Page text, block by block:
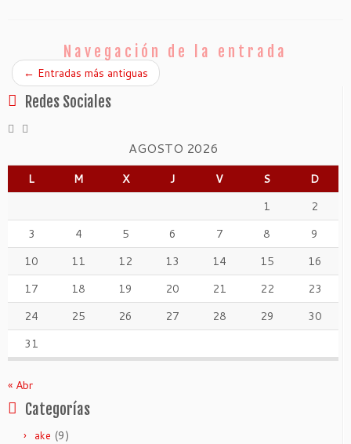
Navegación de la entrada
← Entradas más antiguas
Redes Sociales
AGOSTO 2026
L M X J V S
D
1
2
3
4 5 6 7 8
9
10
11 12 13 14 15
16
17
18 19 20 21 22
23
24
25 26 27 28 29
30
31
« Abr
Categorías
ake (9)